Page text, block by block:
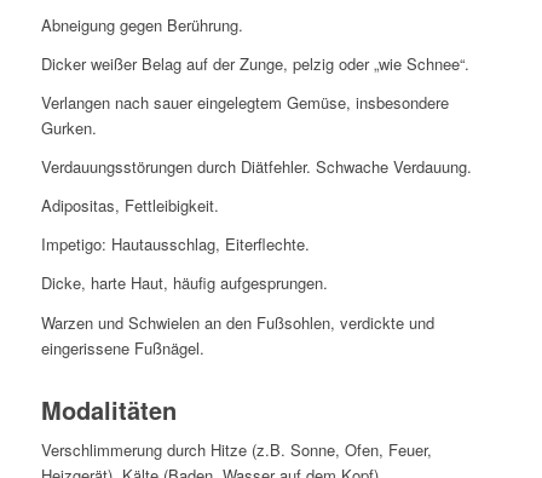
Abneigung gegen Berührung.
Dicker weißer Belag auf der Zunge, pelzig oder „wie Schnee“.
Verlangen nach sauer eingelegtem Gemüse, insbesondere
Gurken.
Verdauungsstörungen durch Diätfehler. Schwache Verdauung.
Adipositas, Fettleibigkeit.
Impetigo: Hautausschlag, Eiterflechte.
Dicke, harte Haut, häufig aufgesprungen.
Warzen und Schwielen an den Fußsohlen, verdickte und
eingerissene Fußnägel.
Modalitäten
Verschlimmerung durch Hitze (z.B. Sonne, Ofen, Feuer,